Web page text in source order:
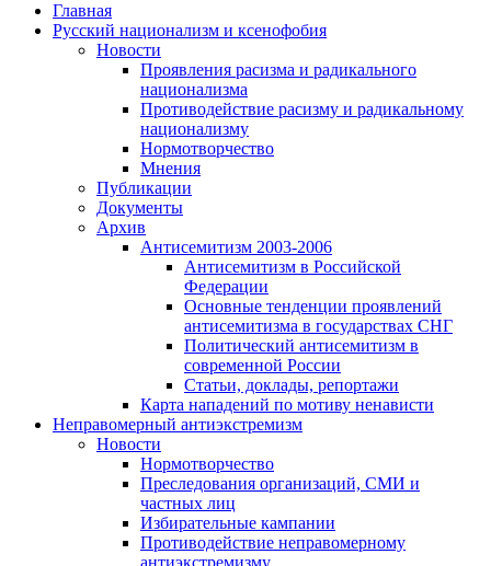
Главная
Русский национализм и ксенофобия
Новости
Проявления расизма и радикального
национализма
Противодействие расизму и радикальному
национализму
Нормотворчество
Мнения
Публикации
Документы
Архив
Антисемитизм 2003-2006
Антисемитизм в Российской
Федерации
Основные тенденции проявлений
антисемитизма в государствах СНГ
Политический антисемитизм в
современной России
Статьи, доклады, репортажи
Карта нападений по мотиву ненависти
Неправомерный антиэкстремизм
Новости
Нормотворчество
Преследования организаций, СМИ и
частных лиц
Избирательные кампании
Противодействие неправомерному